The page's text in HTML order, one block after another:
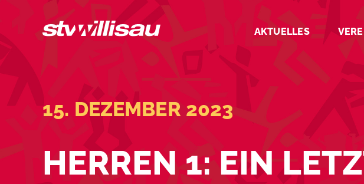
springen
AKTUELLES
15. DEZEMBER 2023
HERREN 1: EIN